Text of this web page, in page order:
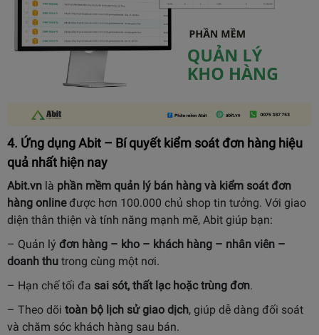
4. Ứng dụng Abit – Bí quyết kiểm soát đơn hàng hiệu
quả nhất hiện nay
Abit.vn là phần mềm quản lý bán hàng và kiểm soát đơn
hàng online được hơn 100.000 chủ shop tin tưởng. Với giao
diện thân thiện và tính năng mạnh mẽ, Abit giúp bạn:
– Quản lý đơn hàng – kho – khách hàng – nhân viên –
doanh thu trong cùng một nơi.
– Hạn chế tối đa sai sót, thất lạc hoặc trùng đơn.
– Theo dõi toàn bộ lịch sử giao dịch, giúp dễ dàng đối soát
và chăm sóc khách hàng sau bán.